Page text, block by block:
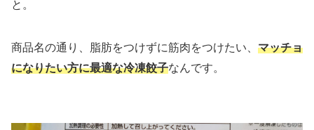
と。
商品名の通り、脂肪をつけずに筋肉をつけたい、 マッチョ
になりたい方に最適な冷凍餃子なんです。